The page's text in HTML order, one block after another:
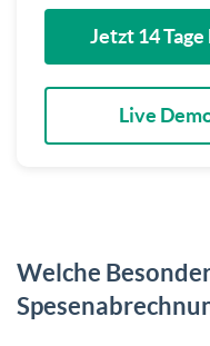
Jetzt 14
Live
Welche